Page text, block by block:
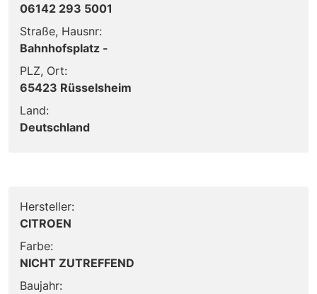
06142 293 5001
Straße, Hausnr:
Bahnhofsplatz -
PLZ, Ort:
65423 Rüsselsheim
Land:
Deutschland
Hersteller:
CITROEN
Farbe:
NICHT ZUTREFFEND
Baujahr: